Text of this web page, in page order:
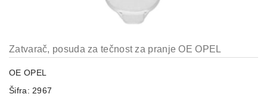
AUTO
METALNE
Zatvarač, posuda za tečnost za pranje OE OPEL
OE OPEL
Šifra: 2967